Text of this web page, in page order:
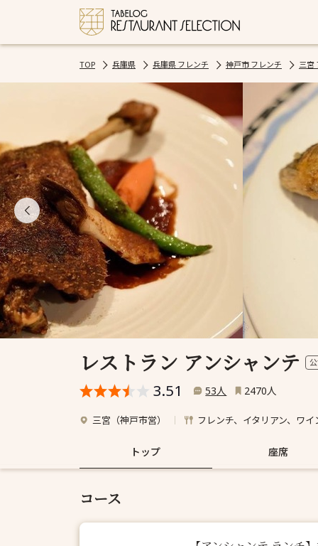
TOP 兵庫県 兵庫県 フレンチ 神戸市 フレンチ 三宮
レストラン アンシャンテ
3.51 53人 2470人
三宮（神戸市営） フレンチ、イタリアン、ワイ
トップ 座席
コース